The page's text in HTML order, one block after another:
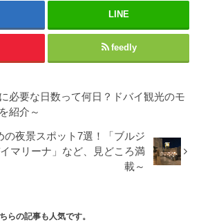
LINE
feedly
必要な日数って何日？ドバイ観光のモ
紹介～
の夜景スポット7選！「ブルジ
マリーナ」など、見どころ満
載～
らの記事も人気です。